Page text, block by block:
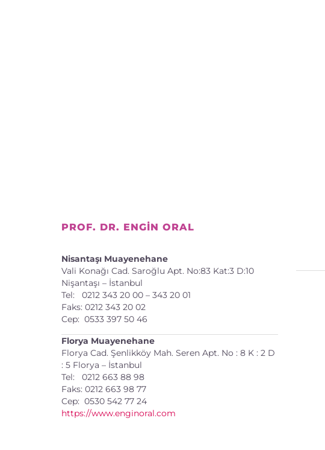
PROF. DR. ENGIN ORAL
Nisantaşı Muayenehane
Vali Konağı Cad. Saroğlu Apt. No:83 Kat:3 D:10
Nişantaşı – İstanbul
Tel: 0212 343 20 00 – 343 20 01
Faks: 0212 343 20 02
Cep: 0533 397 50 46
Florya Muayenehane
Florya Cad. Şenlikköy Mah. Seren Apt. No : 8 K : 2 D
: 5 Florya – İstanbul
Tel: 0212 663 88 98
Faks: 0212 663 98 77
Cep: 0530 542 77 24
https://www.enginoral.com